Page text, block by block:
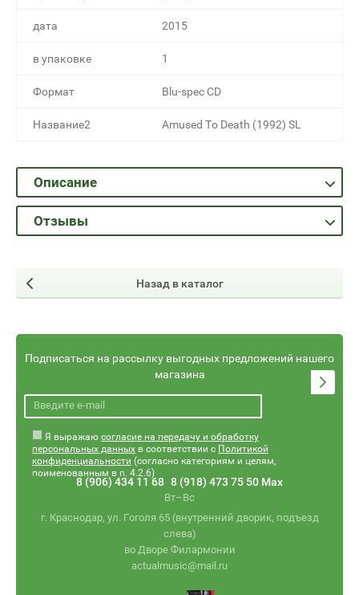
дата 2015
в упаковке 1
Формат Blu-spec CD
Название2 Amused To Death (1992) SL
Описание
Отзывы
Назад в каталог
Подписаться на рассылку выгодных предложений нашего
магазина
Я выражаю согласие на передачу и обработку
персональных данных в соответствии с Политикой
конфиденциальности (согласно категориям и целям,
поименованным в п. 4.2.6)
8 (906) 434 11 68 8 (918) 473 75 50 Max
Вт–Вс
г. Краснодар, ул. Гоголя 65 (внутренний дворик, подъезд
слева)
во Дворе Филармонии
actualmusic@mail.ru